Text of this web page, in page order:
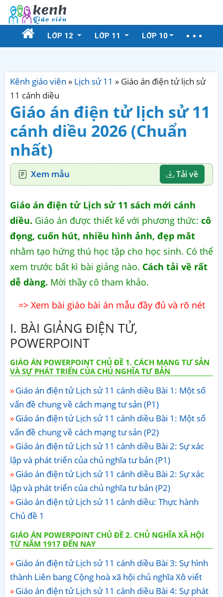
LỚP 12 LỚP 11 LỚP 10
Kênh giáo viên » Lịch sử 11 » Giáo án điện tử lịch sử
11 cánh diều
Giáo án điện tử lịch sử 11
cánh diều 2026 (Chuẩn
nhất)
Xem mẫu Tải về
Giáo án điện tử Lịch sử 11 sách mới cánh
diều. Giáo án được thiết kế với phương thức: cô
đọng, cuốn hút, nhiều hình ảnh, đẹp mắt
nhằm tạo hứng thú học tập cho học sinh. Có thể
xem trước bất kì bài giảng nào. Cách tải về rất
dễ dàng. Mời thầy cô tham khảo.
=> Xem bài giáo bài án mẫu đầy đủ và rõ nét
I. BÀI GIẢNG ĐIỆN TỬ,
POWERPOINT
GIÁO ÁN POWERPOINT CHỦ ĐỀ 1. CÁCH MẠNG TƯ SẢN
VÀ SỰ PHÁT TRIỂN CỦA CHỦ NGHĨA TƯ BẢN
Giáo án điện tử Lịch sử 11 cánh diều Bài 1: Một số
vấn đề chung về cách mạng tư sản (P1)
Giáo án điện tử Lịch sử 11 cánh diều Bài 1: Một số
vấn đề chung về cách mạng tư sản (P2)
Giáo án điện tử Lịch sử 11 cánh diều Bài 2: Sự xác
lập và phát triển của chủ nghĩa tư bản (P1)
Giáo án điện tử Lịch sử 11 cánh diều Bài 2: Sự xác
lập và phát triển của chủ nghĩa tư bản (P2)
Giáo án điện tử Lịch sử 11 cánh diều: Thực hành
Chủ đề 1
GIÁO ÁN POWERPOINT CHỦ ĐỀ 2. CHỦ NGHĨA XÃ HỘI
TỪ NĂM 1917 ĐẾN NAY
Giáo án điện tử Lịch sử 11 cánh diều Bài 3: Sự hình
thành Liên bang Cộng hoà xã hội chủ nghĩa Xô viết
Giáo án điện tử Lịch sử 11 cánh diều Bài 4: Sự phát